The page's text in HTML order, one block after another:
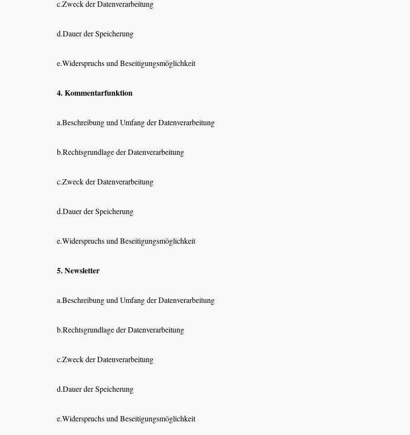
c.Zweck der Datenverarbeitung
d.Dauer der Speicherung
e.Widerspruchs und Beseitigungsmöglichkeit
4. Kommentarfunktion
a.Beschreibung und Umfang der Datenverarbeitung
b.Rechtsgrundlage der Datenverarbeitung
c.Zweck der Datenverarbeitung
d.Dauer der Speicherung
e.Widerspruchs und Beseitigungsmöglichkeit
5. Newsletter
a.Beschreibung und Umfang der Datenverarbeitung
b.Rechtsgrundlage der Datenverarbeitung
c.Zweck der Datenverarbeitung
d.Dauer der Speicherung
e.Widerspruchs und Beseitigungsmöglichkeit